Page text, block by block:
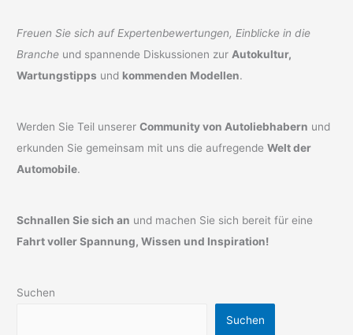
Freuen Sie sich auf Expertenbewertungen, Einblicke in die
Branche und spannende Diskussionen zur Autokultur,
Wartungstipps und kommenden Modellen.
Werden Sie Teil unsererCommunity von Autoliebhabern und
erkunden Sie gemeinsam mit uns die aufregendeWelt der
Automobile.
Schnallen Sie sich an und machen Sie sich bereit für eine
Fahrt voller Spannung, Wissen und Inspiration!
Suchen
Suchen